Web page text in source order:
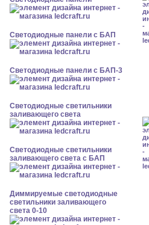
Cветодиодные панели с БАП
Cветодиодные панели с БАП-3
Светодиодные светильники
заливающего света
Светодиодные светильники
заливающего света с БАП
Диммируемые светодиодные
светильники заливающего
света 0-10